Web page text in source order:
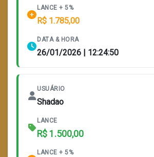
LANCE + 5%
R$ 1.785,00
DATA & HORA
26/01/2026 | 12:24:50
USUÁRIO
Shadao
LANCE
R$ 1.500,00
LANCE + 5%